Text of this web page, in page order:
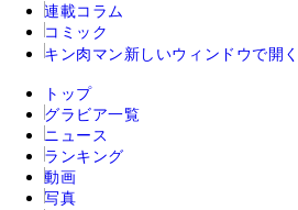
連載コラム
コミック
キン肉マン 新しいウィンドウで開く
トップ
グラビア一覧
ニュース
ランキング
動画
写真